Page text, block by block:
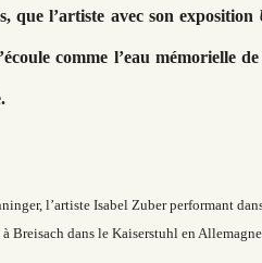
que l’artiste avec son exposition
comme l’eau mémorielle
l’artiste Isabel Zuber performant
Breisach dans le Kaiserstuhl en